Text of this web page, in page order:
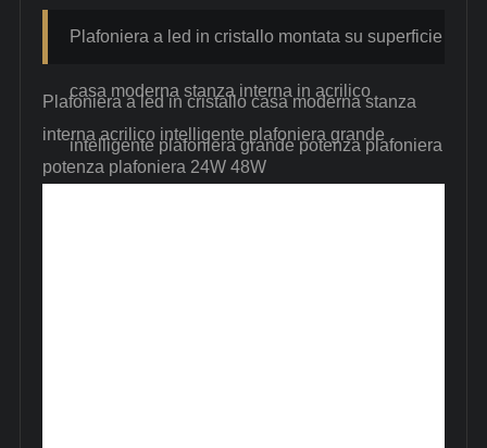
Plafoniera a led in cristallo montata su superficie
casa moderna stanza interna in acrilico
intelligente plafoniera grande potenza plafoniera
Plafoniera a led in cristallo casa moderna stanza
interna acrilico intelligente plafoniera grande
potenza plafoniera 24W 48W